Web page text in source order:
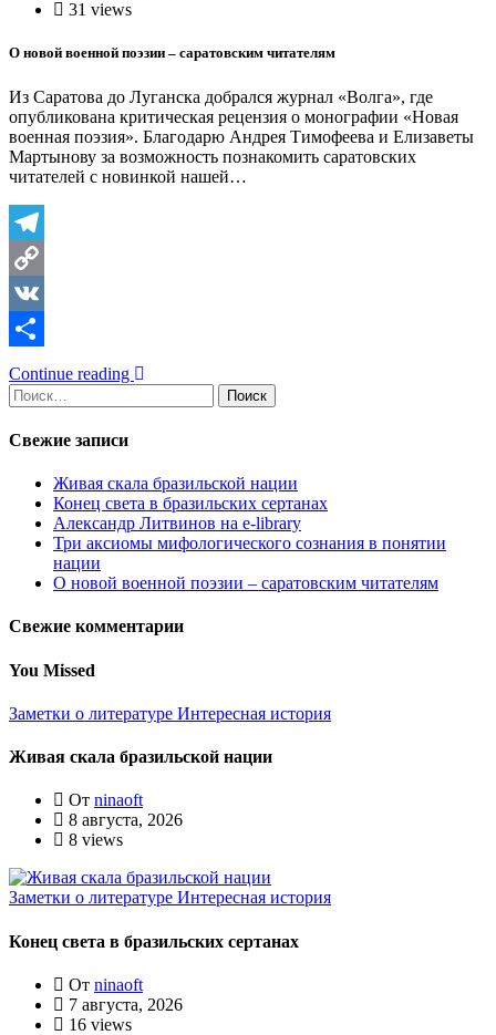
31 views
О новой военной поэзии – саратовским читателям
Из Саратова до Луганска добрался журнал «Волга», где
опубликована критическая рецензия о монографии «Новая
военная поэзия». Благодарю Андрея Тимофеева и Елизаветы
Мартынову за возможность познакомить саратовских
читателей с новинкой нашей…
Telegram
Copy
Link
VK
Отправить
Continue reading
Найти:
Свежие записи
Живая скала бразильской нации
Конец света в бразильских сертанах
Александр Литвинов на e-library
Три аксиомы мифологического сознания в понятии
нации
О новой военной поэзии – саратовским читателям
Свежие комментарии
You Missed
Заметки о литературе Интересная история
Живая скала бразильской нации
От ninaoft
8 августа, 2026
8 views
Заметки о литературе Интересная история
Конец света в бразильских сертанах
От ninaoft
7 августа, 2026
16 views